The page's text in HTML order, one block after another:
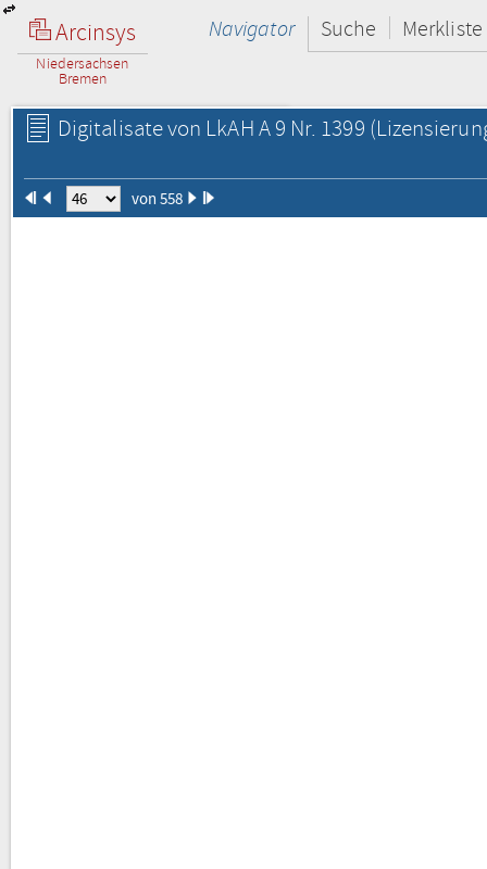
Arcinsys
Niedersachsen
Bremen
Navigator Suche Merkliste
Digitalisate von LkAH A 9 Nr. 1399
von 558